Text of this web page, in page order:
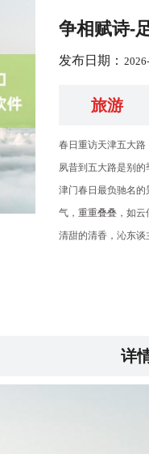
争相赋诗-
发布日期：
旅游
春日重访天津五大
夙昔到五大路是别
津门春日最负驰名
气，重重叠叠，如
清甜的清香，沁东
详